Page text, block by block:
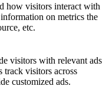
how visitors interact with
on metrics the
etc.
visitors with relevant ads
track visitors across
customized ads.